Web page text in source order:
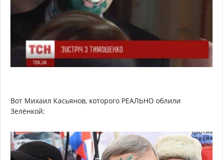
Вот Михаил Касьянов, которого РЕАЛЬНО облили
Зелёнкой: